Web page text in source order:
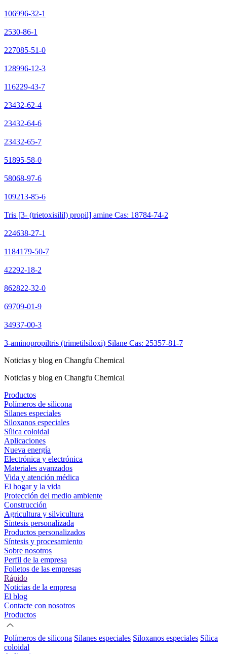
106996-32-1
2530-86-1
227085-51-0
128996-12-3
116229-43-7
23432-62-4
23432-64-6
23432-65-7
51895-58-0
58068-97-6
109213-85-6
Tris [3- (trietoxisilil) propil] amine Cas: 18784-74-2
224638-27-1
1184179-50-7
42292-18-2
862822-32-0
69709-01-9
34937-00-3
3-aminopropiltris (trimetilsiloxi) Silane Cas: 25357-81-7
Noticias y blog en Changfu Chemical
Noticias y blog en Changfu Chemical
Productos
Polímeros de silicona
Silanes especiales
Siloxanos especiales
Sílica coloidal
Aplicaciones
Nueva energía
Electrónica y electrónica
Materiales avanzados
Vida y atención médica
El hogar y la vida
Protección del medio ambiente
Construcción
Agricultura y silvicultura
Síntesis personalizada
Productos personalizados
Síntesis y procesamiento
Sobre nosotros
Perfil de la empresa
Folletos de las empresas
Rápido
Noticias de la empresa
El blog
Contacte con nosotros
Productos
Polímeros de silicona Silanes especiales Siloxanos especiales Sílica
coloidal